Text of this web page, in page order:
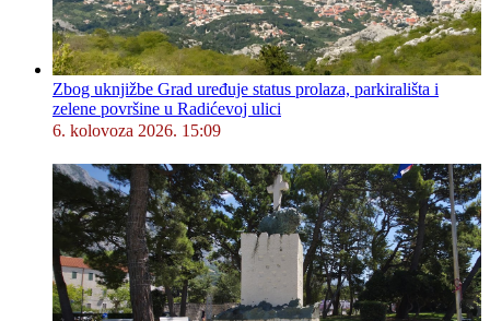
Zbog uknjižbe Grad uređuje status prolaza, parkirališta i
zelene površine u Radićevoj ulici
6. kolovoza 2026. 15:09